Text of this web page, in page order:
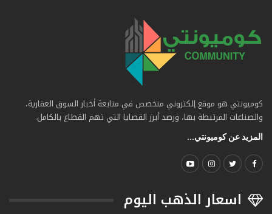
كوميونتي هو موقع إلكتروني متخصص في متابعة أخبار السوق العقارية،
والصناعات المرتبطة بها، ورصد أبرز القضايا التي تهم القطاع بالكامل.
المزيد عن كوميونتي...
اسعار الذهب اليوم